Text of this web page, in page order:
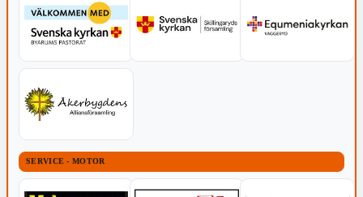
SERVICE - MOTOR